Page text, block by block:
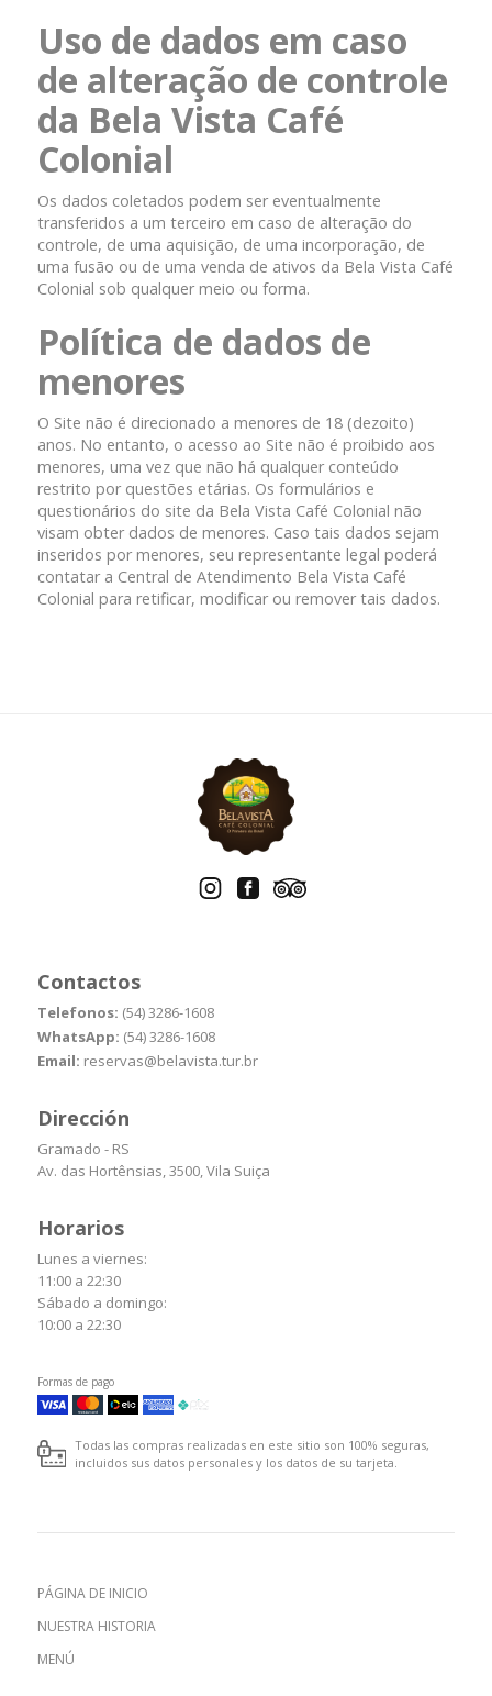
Uso de dados em caso
de alteração de controle
da Bela Vista Café
Colonial
Os dados coletados podem ser eventualmente
transferidos a um terceiro em caso de alteração do
controle, de uma aquisição, de uma incorporação, de
uma fusão ou de uma venda de ativos da Bela Vista Café
Colonial sob qualquer meio ou forma.
Política de dados de
menores
O Site não é direcionado a menores de 18 (dezoito)
anos. No entanto, o acesso ao Site não é proibido aos
menores, uma vez que não há qualquer conteúdo
restrito por questões etárias. Os formulários e
questionários do site da Bela Vista Café Colonial não
visam obter dados de menores. Caso tais dados sejam
inseridos por menores, seu representante legal poderá
contatar a Central de Atendimento Bela Vista Café
Colonial para retificar, modificar ou remover tais dados.
Contactos
Telefonos: (54) 3286-1608
WhatsApp: (54) 3286-1608
Email: reservas@belavista.tur.br
Dirección
Gramado - RS
Av. das Hortênsias, 3500, Vila Suiça
Horarios
Lunes a viernes:
11:00 a 22:30
Sábado a domingo:
10:00 a 22:30
Formas de pago
Todas las compras realizadas en este sitio son 100% seguras,
incluidos sus datos personales y los datos de su tarjeta.
PÁGINA DE INICIO
NUESTRA HISTORIA
MENÚ